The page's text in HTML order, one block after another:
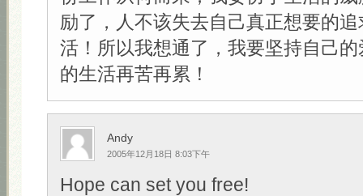
励了，人不该失去自己真正想要的
活！所以我想通了，我要坚持自己
的生活再苦再累！
Andy
2005年12月18日 8:03下午
Hope can set you free!